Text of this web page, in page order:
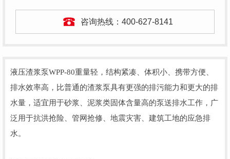
咨询热线： 400-627-8141
液压渣浆泵WPP-80重量轻，结构紧凑、体积小、携带方便、
排水效率高，比普通的渣浆泵具有更强的排污能力和更大的排
水量，适宜用于砂浆、泥浆类固体含量高的泵送排水工作，广
泛用于抗洪抢险、管网抢修、地震灾害、建筑工地的应急排
水。